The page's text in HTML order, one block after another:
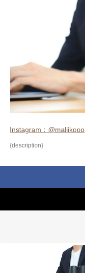
Instagram：@maliikooo
{description}